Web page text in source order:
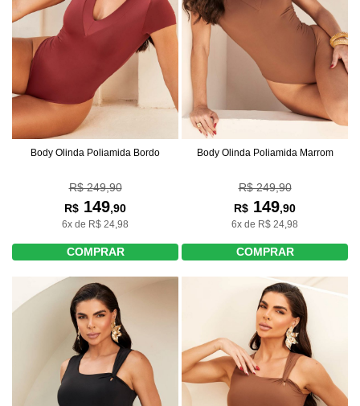
Body Olinda Poliamida Bordo
R$ 249,90
R$ 149,90
6x de R$ 24,98
COMPRAR
Body Olinda Poliamida Marrom
R$ 249,90
R$ 149,90
6x de R$ 24,98
COMPRAR